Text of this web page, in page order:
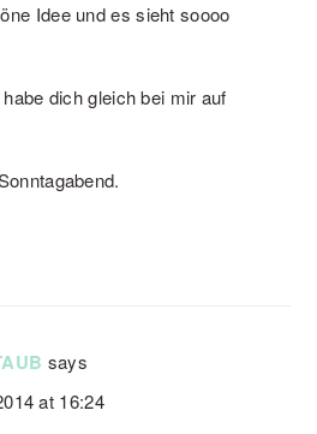
Idee und es sieht soooo
dich gleich bei mir auf
says
at 16:24